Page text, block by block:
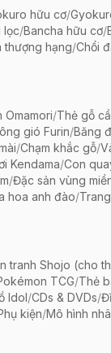
hữu cơ/
lọc/Bancha hữu cơ/
thượng hạng/Chổi
Omamori/Thẻ gỗ
gió Furin/Băng
/Chạm khắc gỗ/
Kendama/Con
/Đặc sản vùng
hoa anh đào/
tranh Shojo (cho
TCG/Thẻ
Idol/CDs & DVDs/
kiện/Mô hình